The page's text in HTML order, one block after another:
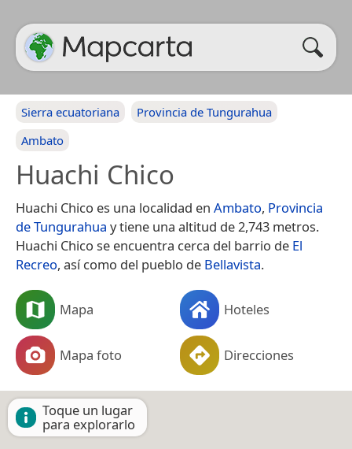
Sierra ecuatoriana
Provincia de Tungurahua
Ambato
Huachi Chico
Huachi Chico es una localidad en Ambato, Provincia
de Tungurahua y tiene una altitud de 2,743 metros.
Huachi Chico se encuentra cerca del barrio de El
Recreo, así como del pueblo de Bellavista.
Mapa Hoteles
Mapa foto Direcciones
Toque un lugar
para explorarlo